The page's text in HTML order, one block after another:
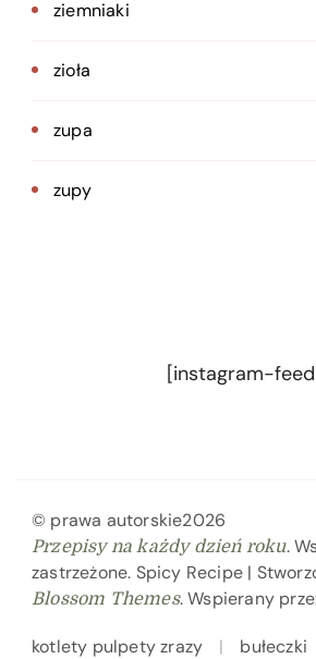
ziemniaki
zioła
zupa
zupy
[instagram-
© prawa autorskie2026
Przepisy na każdy dzień roku.
zastrzeżone. Spicy Recipe |
Blossom Themes. Wspierany
kotlety pulpety zrazy bułeczki